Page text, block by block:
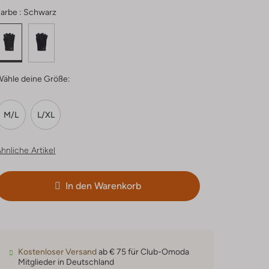
: Schwarz
deine Größe:
M/L L/XL
Artikel
In den Warenkorb
Kostenloser Versandab € 75 für Club-Omoda
Mitglieder in Deutschland